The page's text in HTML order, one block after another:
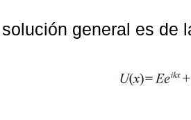
general es de